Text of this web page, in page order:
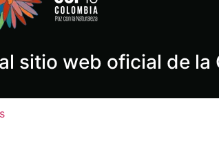
sitio web oficial de la